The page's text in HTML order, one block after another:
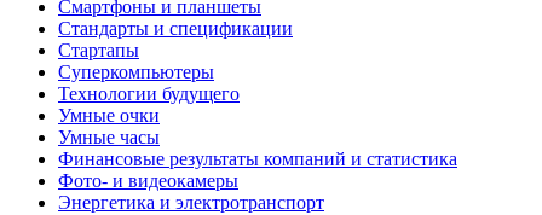
Смартфоны и планшеты
Стандарты и спецификации
Стартапы
Суперкомпьютеры
Технологии будущего
Умные очки
Умные часы
Финансовые результаты компаний и статистика
Фото- и видеокамеры
Энергетика и электротранспорт